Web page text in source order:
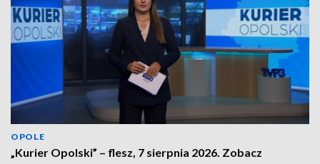
OPOLE
„Kurier Opolski” – flesz, 7 sierpnia 2026. Zobacz